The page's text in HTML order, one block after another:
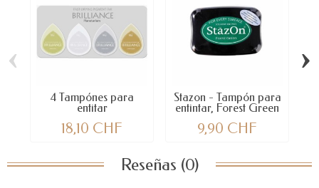
4 Tampónes para
entitar
18,10 CHF
Stazon - Tampón para
entintar, Forest Green
9,90 CHF
‹ ›
Reseñas (0)